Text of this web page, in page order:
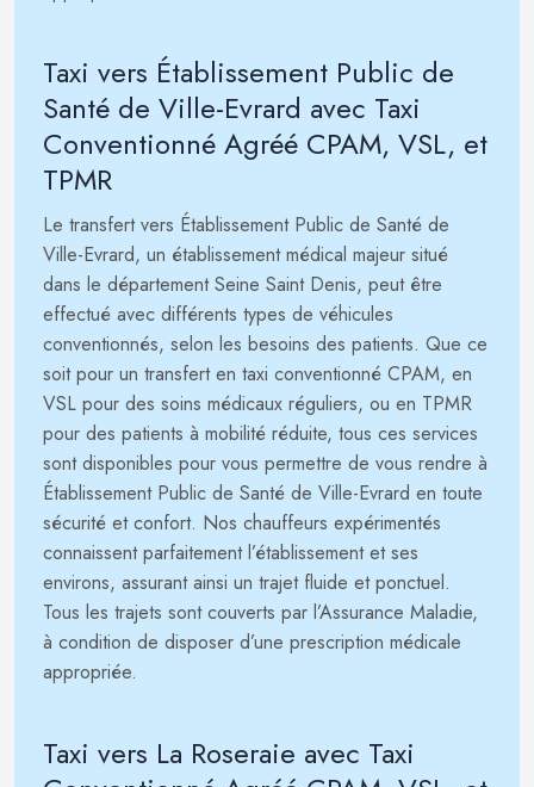
Taxi vers Établissement Public de
Santé de Ville-Evrard avec Taxi
Conventionné Agréé CPAM, VSL, et
TPMR
Le transfert vers Établissement Public de Santé de
Ville-Evrard, un établissement médical majeur situé
dans le département Seine Saint Denis, peut être
effectué avec différents types de véhicules
conventionnés, selon les besoins des patients. Que ce
soit pour un transfert en taxi conventionné CPAM, en
VSL pour des soins médicaux réguliers, ou en TPMR
pour des patients à mobilité réduite, tous ces services
sont disponibles pour vous permettre de vous rendre à
Établissement Public de Santé de Ville-Evrard en toute
sécurité et confort. Nos chauffeurs expérimentés
connaissent parfaitement l’établissement et ses
environs, assurant ainsi un trajet fluide et ponctuel.
Tous les trajets sont couverts par l’Assurance Maladie,
à condition de disposer d’une prescription médicale
appropriée.
Taxi vers La Roseraie avec Taxi